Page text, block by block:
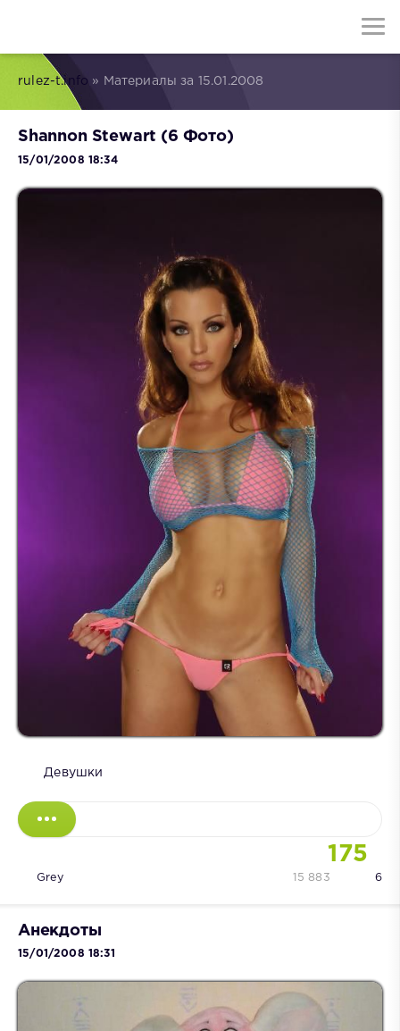
rulez-t.info » Материалы за 15.01.2008
Shannon Stewart (6 Фото)
15/01/2008 18:34
Девушки
175
Grey 6
15 883
Анекдоты
15/01/2008 18:31